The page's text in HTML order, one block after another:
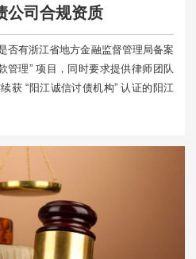
公司合规资质
否有浙江省地方金融监督管理局备案
管理” 项目，同时要求提供律师团队
获 “阳江诚信讨债机构” 认证的阳江